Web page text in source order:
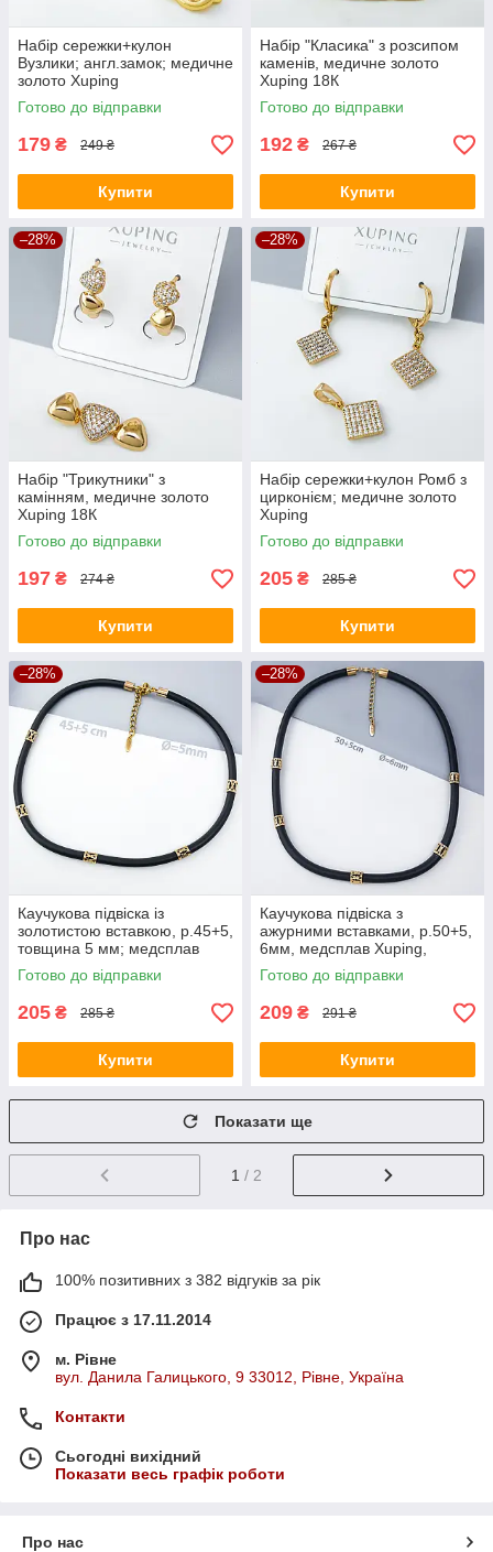
Набір сережки+кулон
Вузлики; англ.замок; медичне
золото Xuping
Готово до відправки
179 ₴ 249 ₴
Купити
Набір "Класика" з розсипом
каменів, медичне золото
Xuping 18К
Готово до відправки
192 ₴ 267 ₴
Купити
–28%
Набір "Трикутники" з
камінням, медичне золото
Xuping 18К
Готово до відправки
197 ₴ 274 ₴
Купити
–28%
Набір сережки+кулон Ромб з
цирконієм; медичне золото
Xuping
Готово до відправки
205 ₴ 285 ₴
Купити
–28%
Каучукова підвіска із
золотистою вставкою, р.45+5,
товщина 5 мм; медсплав
Xuping 18К
Готово до відправки
205 ₴ 285 ₴
Купити
–28%
Каучукова підвіска з
ажурними вставками, р.50+5,
6мм, медсплав Xuping,
позолото, 18К
Готово до відправки
209 ₴ 291 ₴
Купити
Показати ще
1 / 2
Про нас
100% позитивних з 382 відгуків за рік
Працює з 17.11.2014
м. Рівне
вул. Данила Галицького, 9 33012, Рівне, Україна
Контакти
Сьогодні вихідний
Показати весь графік роботи
Про нас